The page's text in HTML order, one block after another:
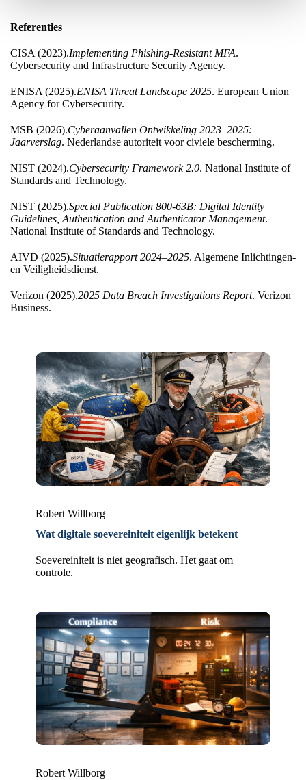
Referenties
CISA (2023).Implementing Phishing-Resistant MFA.
Cybersecurity and Infrastructure Security Agency.
ENISA (2025).ENISA Threat Landscape 2025. European Union
Agency for Cybersecurity.
MSB (2026).Cyberaanvallen Ontwikkeling 2023–2025:
Jaarverslag. Nederlandse autoriteit voor civiele bescherming.
NIST (2024).Cybersecurity Framework 2.0. National Institute of
Standards and Technology.
NIST (2025).Special Publication 800-63B: Digital Identity
Guidelines, Authentication and Authenticator Management.
National Institute of Standards and Technology.
AIVD (2025).Situatierapport 2024–2025. Algemene Inlichtingen-
en Veiligheidsdienst.
Verizon (2025).2025 Data Breach Investigations Report. Verizon
Business.
Robert Willborg
Wat digitale soevereiniteit eigenlijk betekent
Soevereiniteit is niet geografisch. Het gaat om
controle.
Robert Willborg